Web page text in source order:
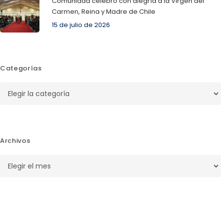
Carmen, Reina y Madre de Chile
15 de julio de 2026
Categorías
Archivos